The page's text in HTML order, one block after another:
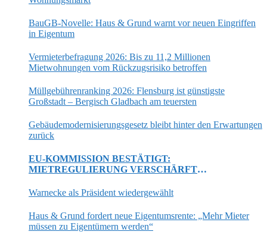
BauGB-Novelle: Haus & Grund warnt vor neuen Eingriffen
in Eigentum
Vermieterbefragung 2026: Bis zu 11,2 Millionen
Mietwohnungen vom Rückzugsrisiko betroffen
Müllgebührenranking 2026: Flensburg ist günstigste
Großstadt – Bergisch Gladbach am teuersten
Gebäudemodernisierungsgesetz bleibt hinter den Erwartungen
zurück
EU-KOMMISSION BESTÄTIGT:
MIETREGULIERUNG VERSCHÄRFT
Warnecke als Präsident wiedergewählt
Haus & Grund fordert neue Eigentumsrente: „Mehr Mieter
müssen zu Eigentümern werden“